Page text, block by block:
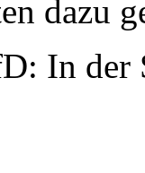
dazu
In der